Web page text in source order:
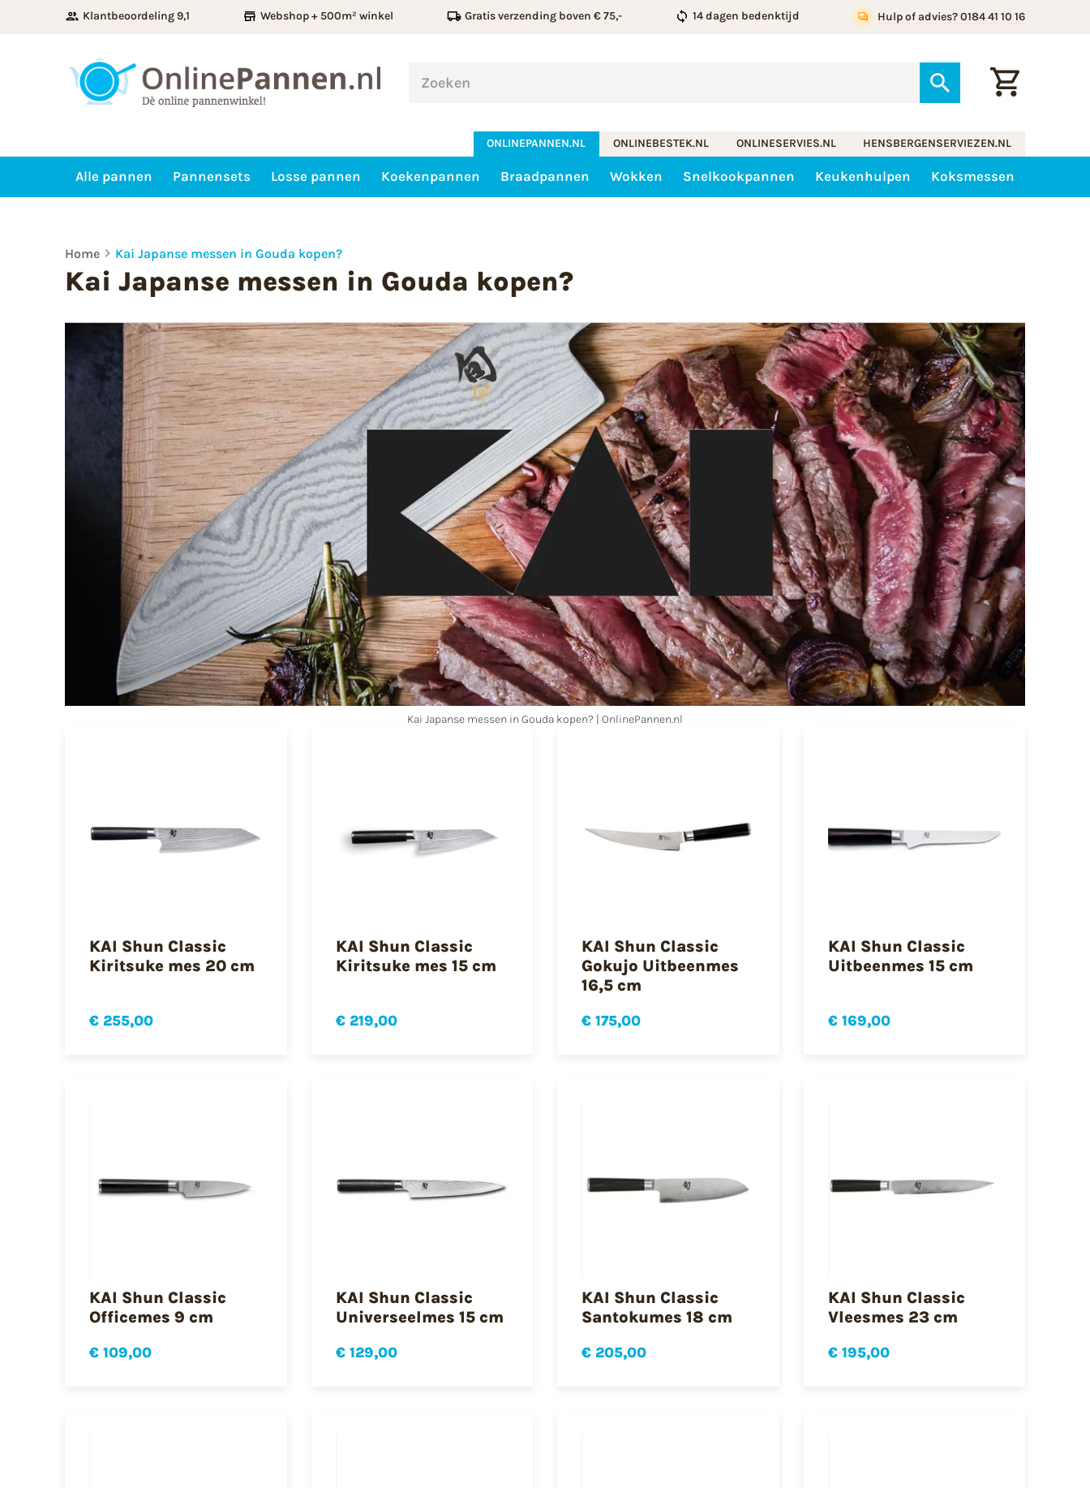
Klantbeoordeling 9,1 Webshop + 500m² winkel Gratis verzending boven € 75,- 14 dagen bedenktijd Hulp of advies? 0184 41 10 16
ONLINEPANNEN.NL ONLINEBESTEK.NL ONLINESERVIES.NL HENSBERGENSERVIEZEN.NL
Alle pannen Pannensets Losse pannen Koekenpannen Braadpannen Wokken Snelkookpannen Keukenhulpen Koksmessen
Home Kai Japanse messen in Gouda kopen?
Kai Japanse messen in Gouda kopen?
Kai Japanse messen in Gouda kopen? | OnlinePannen.nl
KAI Shun Classic
Kiritsuke mes 20 cm
€ 255,00
KAI Shun Classic
Kiritsuke mes 15 cm
€ 219,00
KAI Shun Classic
Gokujo Uitbeenmes
16,5 cm
€ 175,00
KAI Shun Classic
Uitbeenmes 15 cm
€ 169,00
KAI Shun Classic
Officemes 9 cm
€ 109,00
KAI Shun Classic
Universeelmes 15 cm
€ 129,00
KAI Shun Classic
Santokumes 18 cm
€ 205,00
KAI Shun Classic
Vleesmes 23 cm
€ 195,00